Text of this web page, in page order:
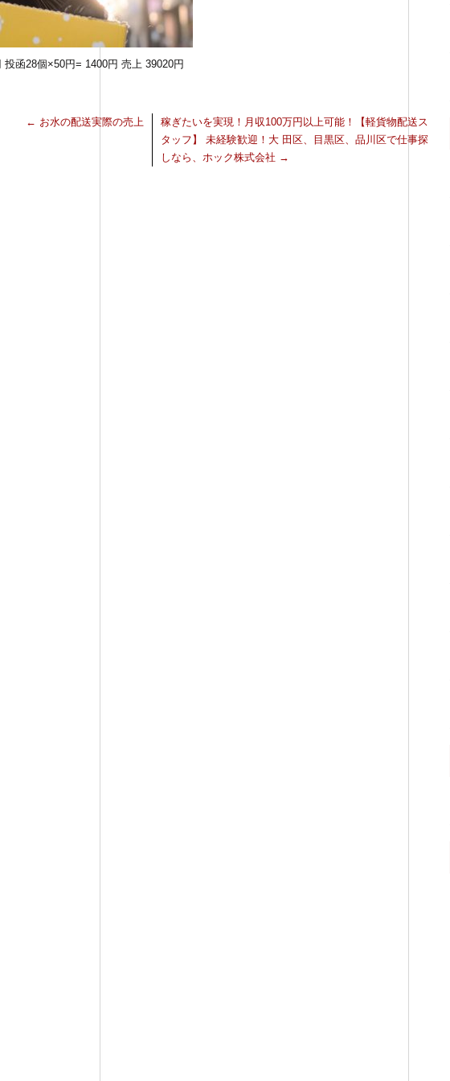
函28個×50円= 1400円 売上 39020円
← お水の配送実際の売上
稼ぎたいを実現！月収100万円以上可能！【軽貨物配送ス
タッフ】 未経験歓迎！大 田区、目黒区、品川区で仕事探
しなら、ホック株式会社 →